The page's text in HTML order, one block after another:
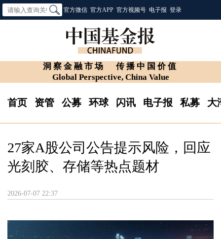
官方微信 官方APP 官方视频号 电子报 登录
洞察金融市场
传播中国价值
Global Perspective, China Value
首页 资管 公募 环球 闪讯 电子报 私募 大
27家A股公司公告提示风险，回应
光刻胶、存储等热点题材
2026-07-07 22:37